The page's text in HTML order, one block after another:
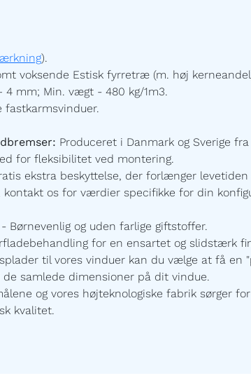
).
voksende Estisk fyrretræ (m. høj
mm; Min. vægt - 480 kg/1m3.
Produceret i Danmark og Sverige fra
for fleksibilitet ved montering.
ekstra beskyttelse, der forlænger
kontakt os for værdier specifikke for din
Børnevenlig og uden farlige giftstoffer.
for en ensartet og slidstærk
til vores vinduer kan du vælge at få
samlede dimensioner på dit vindue.
og vores højteknologiske fabrik sørger
kvalitet.